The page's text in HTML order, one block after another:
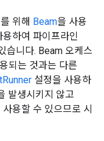
위해 Beam을 사용
하여 파이프라인
습니다. Beam 오케스
되는 것과는 다른
설정을 사용하
발생시키지 않고
용할 수 있으므로 시